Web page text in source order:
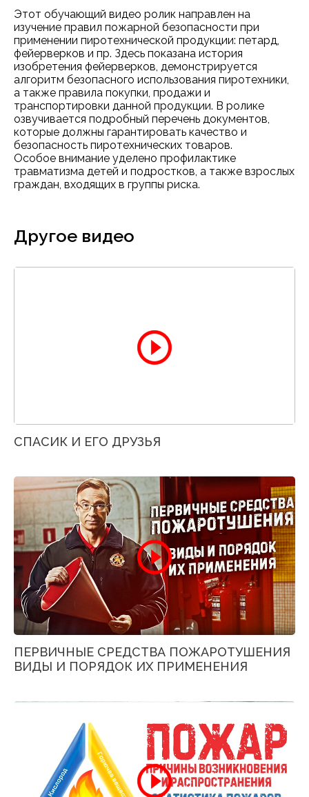
Этот обучающий видео ролик направлен на
изучение правил пожарной безопасности при
применении пиротехнической продукции: петард,
фейерверков и пр. Здесь показана история
изобретения фейерверков, демонстрируется
алгоритм безопасного использования пиротехники,
а также правила покупки, продажи и
транспортировки данной продукции. В ролике
озвучивается подробный перечень документов,
которые должны гарантировать качество и
безопасность пиротехнических товаров.
Особое внимание уделено профилактике
травматизма детей и подростков, а также взрослых
граждан, входящих в группы риска.
Другое видео
СПАСИК И ЕГО ДРУЗЬЯ
ПЕРВИЧНЫЕ СРЕДСТВА ПОЖАРОТУШЕНИЯ
ВИДЫ И ПОРЯДОК ИХ ПРИМЕНЕНИЯ